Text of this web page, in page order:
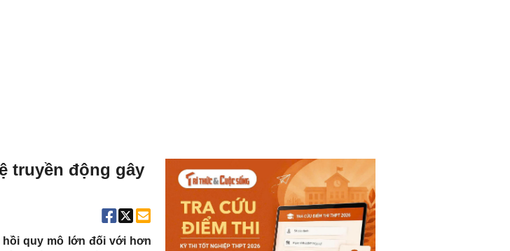
truyền động gây
hồi quy mô lớn đối với hơn